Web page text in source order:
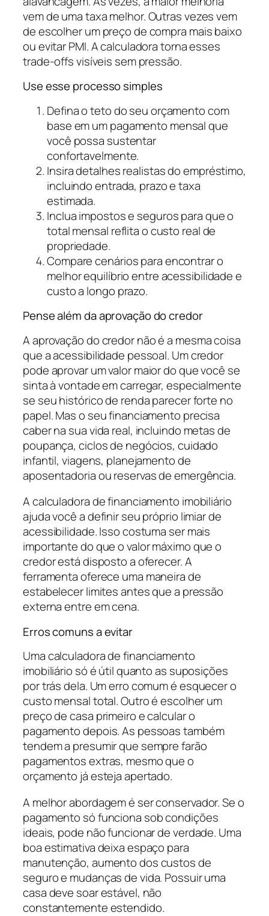
vem de uma taxa melhor. Outras vezes vem
de escolher um preço de compra mais baixo
ou evitar PMI. A calculadora torna esses
trade-offs visíveis sem pressão.
Use esse processo simples
Defina o teto do seu orçamento com
base em um pagamento mensal que
você possa sustentar
confortavelmente.
Insira detalhes realistas do empréstimo,
incluindo entrada, prazo e taxa
estimada.
Inclua impostos e seguros para que o
total mensal reflita o custo real de
propriedade.
Compare cenários para encontrar o
melhor equilíbrio entre acessibilidade e
custo a longo prazo.
Pense além da aprovação do credor
A aprovação do credor não é a mesma coisa
que a acessibilidade pessoal. Um credor
pode aprovar um valor maior do que você se
sinta à vontade em carregar, especialmente
se seu histórico de renda parecer forte no
papel. Mas o seu financiamento precisa
caber na sua vida real, incluindo metas de
poupança, ciclos de negócios, cuidado
infantil, viagens, planejamento de
aposentadoria ou reservas de emergência.
A calculadora de financiamento imobiliário
ajuda você a definir seu próprio limiar de
acessibilidade. Isso costuma ser mais
importante do que o valor máximo que o
credor está disposto a oferecer. A
ferramenta oferece uma maneira de
estabelecer limites antes que a pressão
externa entre em cena.
Erros comuns a evitar
Uma calculadora de financiamento
imobiliário só é útil quanto as suposições
por trás dela. Um erro comum é esquecer o
custo mensal total. Outro é escolher um
preço de casa primeiro e calcular o
pagamento depois. As pessoas também
tendem a presumir que sempre farão
pagamentos extras, mesmo que o
orçamento já esteja apertado.
A melhor abordagem é ser conservador. Se o
pagamento só funciona sob condições
ideais, pode não funcionar de verdade. Uma
boa estimativa deixa espaço para
manutenção, aumento dos custos de
seguro e mudanças de vida. Possuir uma
casa deve soar estável, não
constantemente estendido.